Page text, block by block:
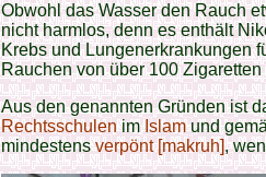
Obwohl das Wasser den Rauch
nicht harmlos, denn es enthält
Krebs und Lungenerkrankungen
Rauchen von über 100
Aus den genannten Gründen ist
RechtsschulenimIslamund
mindestensverpönt [makruh],